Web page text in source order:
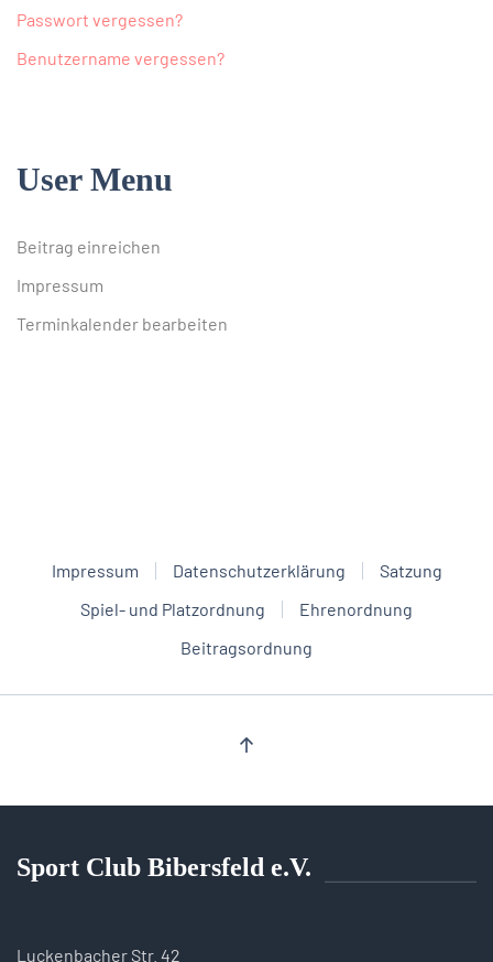
Passwort vergessen?
Benutzername vergessen?
User Menu
Beitrag einreichen
Impressum
Terminkalender bearbeiten
Impressum Datenschutzerklärung
Satzung
Spiel- und Platzordnung
Ehrenordnung
Beitragsordnung
Sport Club Bibersfeld e.V.
Luckenbacher Str. 42